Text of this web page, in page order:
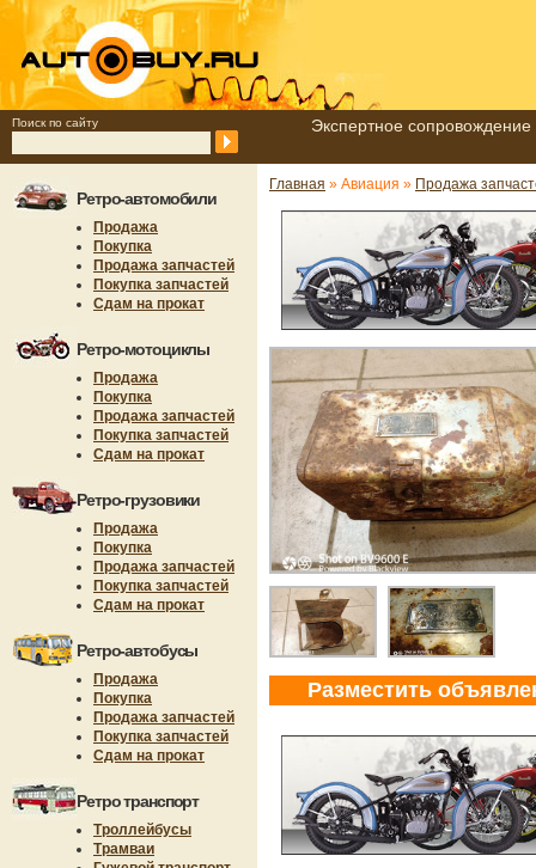
Поиск по сайту Экспертное
Ретро-автомобили
Продажа
Покупка
Продажа запчастей
Покупка запчастей
Сдам на прокат
Ретро-мотоциклы
Продажа
Покупка
Продажа запчастей
Покупка запчастей
Сдам на прокат
Ретро-грузовики
Продажа
Покупка
Продажа запчастей
Покупка запчастей
Сдам на прокат
Ретро-автобусы
Продажа
Покупка
Продажа запчастей
Покупка запчастей
Сдам на прокат
Ретро транспорт
Троллейбусы
Трамваи
Главная » Авиация » Продажа
Разместить